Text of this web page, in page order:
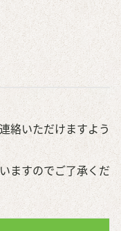
絡いただけますよう
ますのでご了承くだ